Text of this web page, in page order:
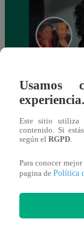
Pedro
SHOW EN
GRANDES
¿Qué fue lo
Usamos
experiencia.
Este sitio utiliza
contenido. Si
según el RGPD
Para conocer
pagina de Política